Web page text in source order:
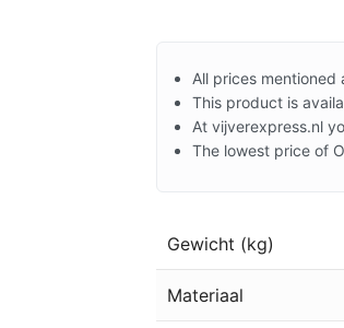
All prices mentioned
This product is
At vijverexpress.nl
The lowest price of
Gewicht (kg)
Materiaal